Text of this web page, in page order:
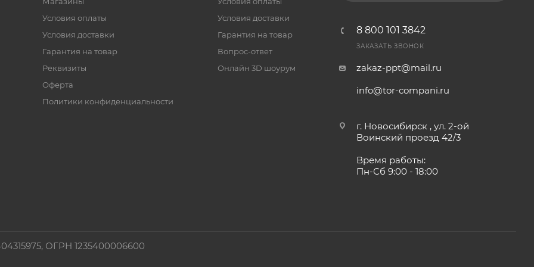
Условия оплаты
Условия доставки
Гарантия на товар
Реквизиты
Оферта
Политики конфиденциальности
Условия доставки
Гарантия на товар
Вопрос-ответ
Онлайн 3D шоурум
8 800 101 3842
ЗАКАЗАТЬ ЗВОНОК
zakaz-ppt@mail.ru
info@tor-compani.ru
г. Новосибирск , ул. 2-ой
Воинский проезд 42/3
Время работы:
Пн-Сб 9:00 - 18:00
ОГРН 1235400006600